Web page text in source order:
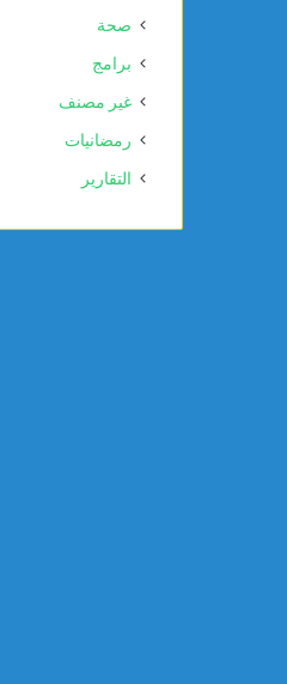
صحة
برامج
غير مصنف
رمضانيات
التقارير